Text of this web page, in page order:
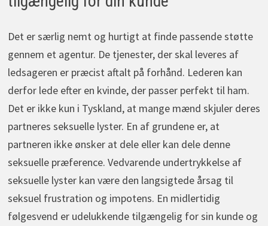
Det er særlig nemt og hurtigt at finde passende støtte
gennem et agentur. De tjenester, der skal leveres af
ledsageren er præcist aftalt på forhånd. Lederen kan
derfor lede efter en kvinde, der passer perfekt til ham.
Det er ikke kun i Tyskland, at mange mænd skjuler deres
partneres seksuelle lyster. En af grundene er, at
partneren ikke ønsker at dele eller kan dele denne
seksuelle præference. Vedvarende undertrykkelse af
seksuelle lyster kan være den langsigtede årsag til
seksuel frustration og impotens. En midlertidig
følgesvend er udelukkende tilgængelig for sin kunde og